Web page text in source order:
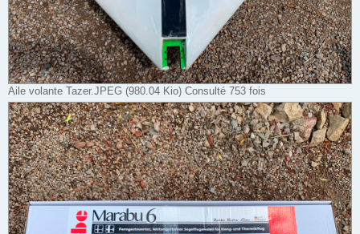
Aile volante Tazer.JPEG (980.04 Kio) Consulté 753 fois